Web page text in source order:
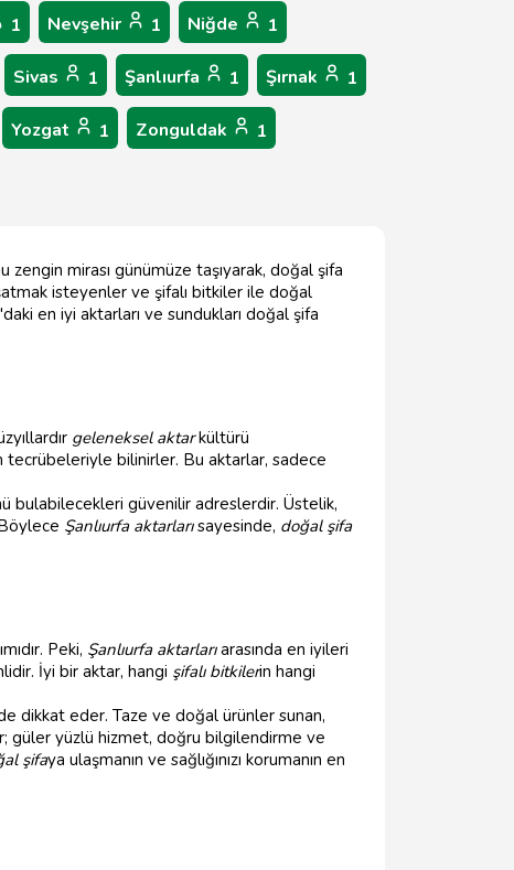
1 Nevşehir 1 Niğde 1
Sivas 1 Şanlıurfa 1 Şırnak 1
Yozgat 1 Zonguldak 1
zengin mirası günümüze taşıyarak, doğal şifa
isteyenler ve şifalı bitkiler ile doğal
en iyi aktarları ve sundukları doğal şifa
geleneksel aktarkültürü
tecrübeleriyle bilinirler. Bu aktarlar, sadece
bulabilecekleri güvenilir adreslerdir. Üstelik,
Şanlıurfa aktarlarısayesinde, doğal şifa
Peki, Şanlıurfa aktarlarıarasında en iyileri
İyi bir aktar, hangi şifalı bitkilerin hangi
dikkat eder. Taze ve doğal ürünler sunan,
güler yüzlü hizmet, doğru bilgilendirme ve
şifaya ulaşmanın ve sağlığınızı korumanın en